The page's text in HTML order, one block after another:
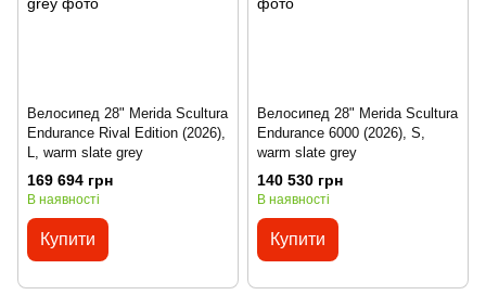
Велосипед 28" Merida Scultura
Endurance Rival Edition (2026),
L, warm slate grey
169 694 грн
В наявності
Купити
Велосипед 28" Merida Scultura
Endurance 6000 (2026), S,
warm slate grey
140 530 грн
В наявності
Купити